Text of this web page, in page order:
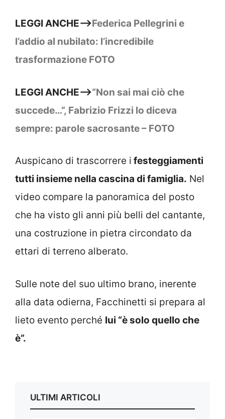
LEGGI ANCHE–>Federica Pellegrini e
l’addio al nubilato: l’incredibile
trasformazione FOTO
LEGGI ANCHE—>“Non sai mai ciò che
succede…”, Fabrizio Frizzi lo diceva
sempre: parole sacrosante – FOTO
Auspicano di trascorrere i festeggiamenti
tutti insieme nella cascina di famiglia. Nel
video compare la panoramica del posto
che ha visto gli anni più belli del cantante,
una costruzione in pietra circondato da
ettari di terreno alberato.
Sulle note del suo ultimo brano, inerente
alla data odierna, Facchinetti si prepara al
lieto evento perché lui “è solo quello che
è”.
ULTIMI ARTICOLI